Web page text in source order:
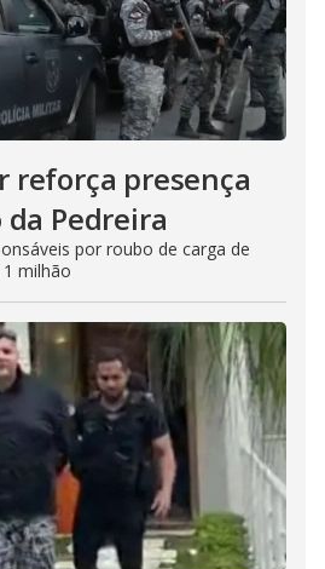
reforça presença
Pedreira
por roubo de carga de
milhão